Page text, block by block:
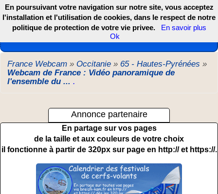
Les webcams de France, DOM TOM et COM
France Webcam » Occitanie » 65 - Hautes-Pyrénées »
Webcam de France : Vidéo panoramique de
l'ensemble du ... .
Annonce partenaire
En partage sur vos pages
de la taille et aux couleurs de votre choix
il fonctionne à partir de 320px sur page en http:// et https://.
En poursuivant votre navigation sur notre site, vous acceptez
l'installation et l'utilisation de cookies, dans le respect de notre
politique de protection de votre vie privee.
En savoir plus
Ok